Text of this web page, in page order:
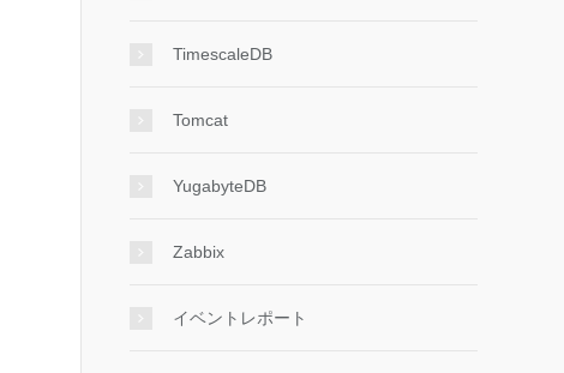
TimescaleDB
Tomcat
YugabyteDB
Zabbix
イベントレポート